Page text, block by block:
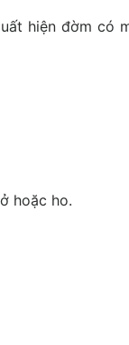
hiện đờm có
hoặc ho.